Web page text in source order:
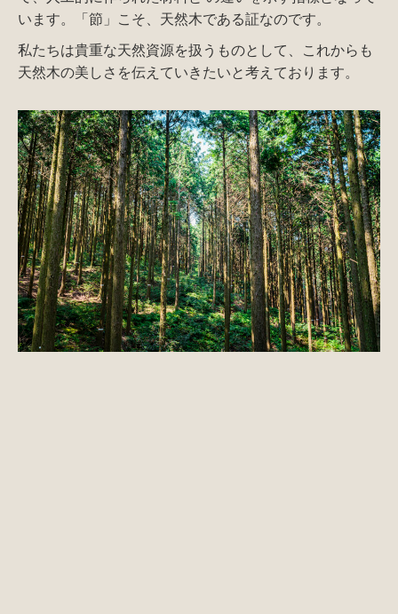
います。「節」こそ、天然木である証なのです。
私たちは貴重な天然資源を扱うものとして、これからも
天然木の美しさを伝えていきたいと考えております。